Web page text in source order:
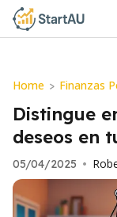
Home > Finanzas
Distingue
deseos en
05/04/2025 •